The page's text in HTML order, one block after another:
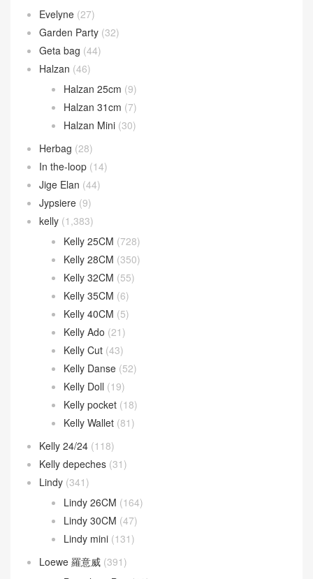
Evelyne (27)
Garden Party (32)
Geta bag (44)
Halzan (46)
Halzan 25cm (9)
Halzan 31cm (7)
Halzan Mini (30)
Herbag (28)
In the-loop (14)
Jige Elan (44)
Jypsiere (9)
kelly (1,383)
Kelly 25CM (728)
Kelly 28CM (350)
Kelly 32CM (55)
Kelly 35CM (6)
Kelly 40CM (5)
Kelly Ado (21)
Kelly Cut (43)
Kelly Danse (52)
Kelly Doll (19)
Kelly pocket (18)
Kelly Wallet (81)
Kelly 24/24 (118)
Kelly depeches (31)
Lindy (341)
Lindy 26CM (164)
Lindy 30CM (47)
Lindy mini (131)
Loewe 羅意威 (391)